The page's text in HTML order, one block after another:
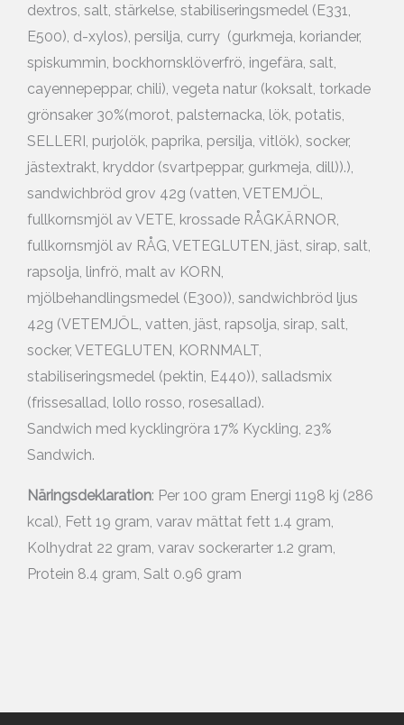
dextros, salt, stärkelse, stabiliseringsmedel (E331,
E500), d-xylos), persilja, curry (gurkmeja, koriander,
spiskummin, bockhornsklöverfrö, ingefära, salt,
cayennepeppar, chili), vegeta natur (koksalt, torkade
grönsaker 30%(morot, palsternacka, lök, potatis,
SELLERI, purjolök, paprika, persilja, vitlök), socker,
jästextrakt, kryddor (svartpeppar, gurkmeja, dill)).),
sandwichbröd grov 42g (vatten, VETEMJÖL,
fullkornsmjöl av VETE, krossade RÅGKÄRNOR,
fullkornsmjöl av RÅG, VETEGLUTEN, jäst, sirap, salt,
rapsolja, linfrö, malt av KORN,
mjölbehandlingsmedel (E300)), sandwichbröd ljus
42g (VETEMJÖL, vatten, jäst, rapsolja, sirap, salt,
socker, VETEGLUTEN, KORNMALT,
stabiliseringsmedel (pektin, E440)), salladsmix
(frissesallad, lollo rosso, rosesallad).
Sandwich med kycklingröra 17% Kyckling, 23%
Sandwich.
Näringsdeklaration: Per 100 gram Energi 1198 kj (286
kcal), Fett 19 gram, varav mättat fett 1.4 gram,
Kolhydrat 22 gram, varav sockerarter 1.2 gram,
Protein 8.4 gram, Salt 0.96 gram